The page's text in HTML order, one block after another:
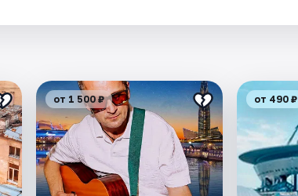
от 1 500 ₽ от 490 ₽